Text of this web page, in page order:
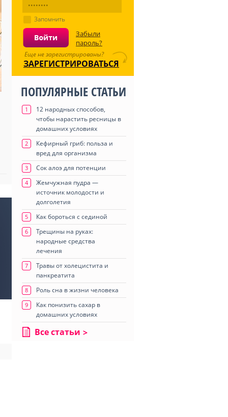
Запомнить
Забыли
пароль?
Еще не зарегистрированы?
ЗАРЕГИСТРИРОВАТЬСЯ
ПОПУЛЯРНЫЕ СТАТЬИ
1
12 народных способов,
чтобы нарастить ресницы в
домашних условиях
2
Кефирный гриб: польза и
вред для организма
3 Сок алоэ для потенции
4
Жемчужная пудра —
источник молодости и
долголетия
5 Как бороться с сединой
6
Трещины на руках:
народные средства
лечения
7
Травы от холецистита и
панкреатита
8 Роль сна в жизни человека
9
Как понизить сахар в
домашних условиях
Все статьи